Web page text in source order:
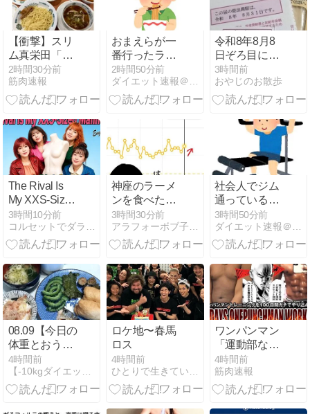
【衝撃】スリ
ム真栄田「こ
れで2千円い
かない日高屋
は国宝に指定
料金＆量に反
響続々「日高
屋恐るべ
し！」
2時間30分前
筋肉速報
おまえらが一
番行ったラー
メンチェーン
どこ？ｗｗｗ
2時間50分前
ダイエット速報＠２ちゃんねる
令和8年8月8
日ぞろ目に返
信
3時間前
おやじのお散歩
The Rival Is
My XXS-Sized
Mannequin#51
laceup#31
3時間10分前
神座のラーメ
ンを食べた翌
日の体重は？
3時間30分前
社会人でジム
通っているの
はすごいと思
う
3時間50分前
08.09【今日の
体重とおうち
ごはん】さ・
し・す・せ・
そ【専属栄養
4時間前
ロケ地〜春馬
ロス
4時間前
ワンパンマン
「運動部なら
誰でも出来る
トレーニング
で世界最強っ
4時間前
筋肉速報